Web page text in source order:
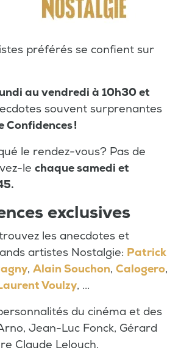
préférés se confient sur
au vendredi à 10h30 et
souvent surprenantes
Confidences !
le rendez-vous? Pas de
le chaque samedi et
exclusives
les anecdotes et
artistes Nostalgie: Patrick
, Alain Souchon, Calogero,
Voulzy, ...
du cinéma et des
Jean-Luc Fonck, Gérard
Claude Lelouch.